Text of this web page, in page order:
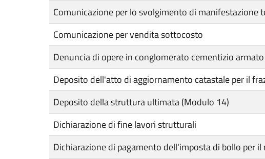
Comunicazione per lo svolgimento di
Comunicazione per vendita sottocosto
Denuncia di opere in conglomerato cementizio
Deposito dell'atto di aggiornamento catastale per il
Deposito della struttura ultimata (Modulo 14)
Dichiarazione di fine lavori strutturali
Dichiarazione di pagamento dell'imposta di bollo per